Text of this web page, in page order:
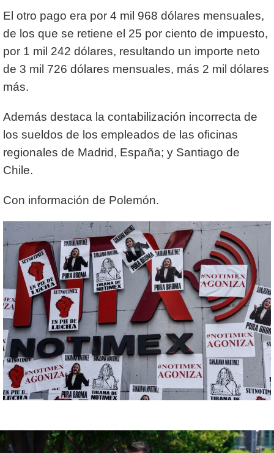
El otro pago era por 4 mil 968 dólares mensuales,
de los que se retiene el 25 por ciento de impuesto,
por 1 mil 242 dólares, resultando un importe neto
de 3 mil 726 dólares mensuales, más 2 mil dólares
más.
Además destaca la contabilización incorrecta de
los sueldos de los empleados de las oficinas
regionales de Madrid, España; y Santiago de
Chile.
Con información de Polemón.